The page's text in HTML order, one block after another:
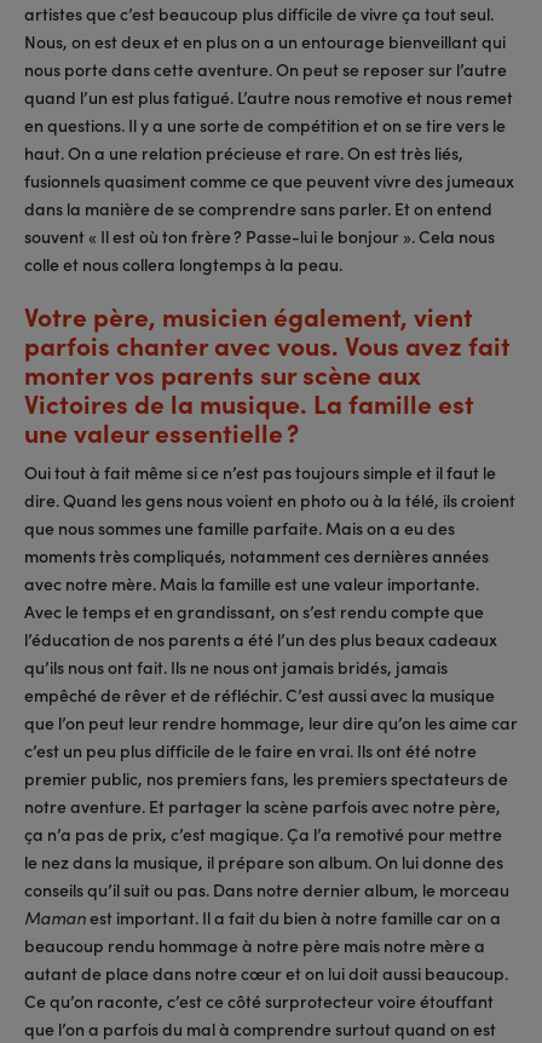
artistes que c’est beaucoup plus difficile de vivre ça tout seul.
Nous, on est deux et en plus on a un entourage bienveillant qui
nous porte dans cette aventure. On peut se reposer sur l’autre
quand l’un est plus fatigué. L’autre nous remotive et nous remet
en questions. Il y a une sorte de compétition et on se tire vers le
haut. On a une relation précieuse et rare. On est très liés,
fusionnels quasiment comme ce que peuvent vivre des jumeaux
dans la manière de se comprendre sans parler. Et on entend
souvent « Il est où ton frère ? Passe-lui le bonjour ». Cela nous
colle et nous collera longtemps à la peau.
Votre père, musicien également, vient
parfois chanter avec vous. Vous avez fait
monter vos parents sur scène aux
Victoires de la musique. La famille est
une valeur essentielle ?
Oui tout à fait même si ce n’est pas toujours simple et il faut le
dire. Quand les gens nous voient en photo ou à la télé, ils croient
que nous sommes une famille parfaite. Mais on a eu des
moments très compliqués, notamment ces dernières années
avec notre mère. Mais la famille est une valeur importante.
Avec le temps et en grandissant, on s’est rendu compte que
l’éducation de nos parents a été l’un des plus beaux cadeaux
qu’ils nous ont fait. Ils ne nous ont jamais bridés, jamais
empêché de rêver et de réfléchir. C’est aussi avec la musique
que l’on peut leur rendre hommage, leur dire qu’on les aime car
c’est un peu plus difficile de le faire en vrai. Ils ont été notre
premier public, nos premiers fans, les premiers spectateurs de
notre aventure. Et partager la scène parfois avec notre père,
ça n’a pas de prix, c’est magique. Ça l’a remotivé pour mettre
le nez dans la musique, il prépare son album. On lui donne des
conseils qu’il suit ou pas. Dans notre dernier album, le morceau
Mamanest important. Il a fait du bien à notre famille car on a
beaucoup rendu hommage à notre père mais notre mère a
autant de place dans notre cœur et on lui doit aussi beaucoup.
Ce qu’on raconte, c’est ce côté surprotecteur voire étouffant
que l’on a parfois du mal à comprendre surtout quand on est